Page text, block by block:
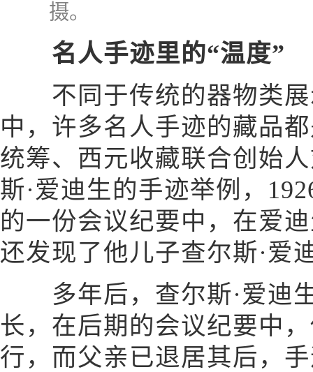
摄。
名人手迹里的“温度”
不同于传统的器物类展
中，许多名人手迹的藏品
统筹、西元收藏联合创始
斯·爱迪生的手迹举例，
的一份会议纪要中，在爱
还发现了他儿子查尔斯·爱
多年后，查尔斯·爱迪
长，在后期的会议纪要中
行，而父亲已退居其后，